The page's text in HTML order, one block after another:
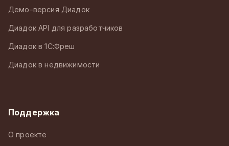
Демо-версия Диадок
Диадок API для разработчиков
Диадок в 1С:Фреш
Диадок в недвижимости
Поддержка
О проекте